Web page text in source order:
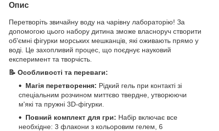
Опис
Перетворіть звичайну воду на чарівну лабораторію! За
допомогою цього набору дитина зможе власноруч створити
об'ємні фігурки морських мешканців, які оживають прямо у
воді. Це захопливий процес, що поєднує науковий
експеримент та творчість.
📝 Особливості та переваги:
Магія перетворення: Рідкий гель при контакті зі
спеціальним розчином миттєво твердне, утворюючи
м'які та пружні 3D-фігурки.
Повний комплект для гри: Набір включає все
необхідне: 3 флакони з кольоровим гелем, 6